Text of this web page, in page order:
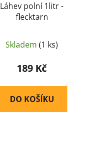
Láhev polní 1litr -
flecktarn
Skladem (1 ks)
189 Kč
DO KOŠÍKU